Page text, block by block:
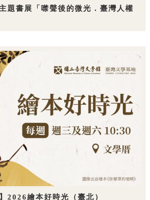
題書展「噤聲後的微光．臺灣人權
2026繪本好時光（臺北）